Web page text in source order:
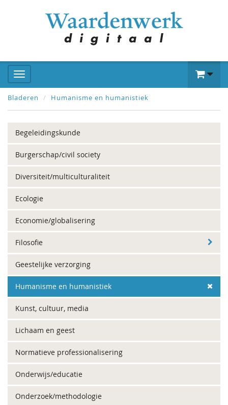
Bladeren Humanisme en humanistiek
Begeleidingskunde
Burgerschap/civil society
Diversiteit/multiculturaliteit
Ecologie
Economie/globalisering
Filosofie
Geestelijke verzorging
Humanisme en humanistiek
Kunst, cultuur, media
Lichaam en geest
Normatieve professionalisering
Onderwijs/educatie
Onderzoek/methodologie